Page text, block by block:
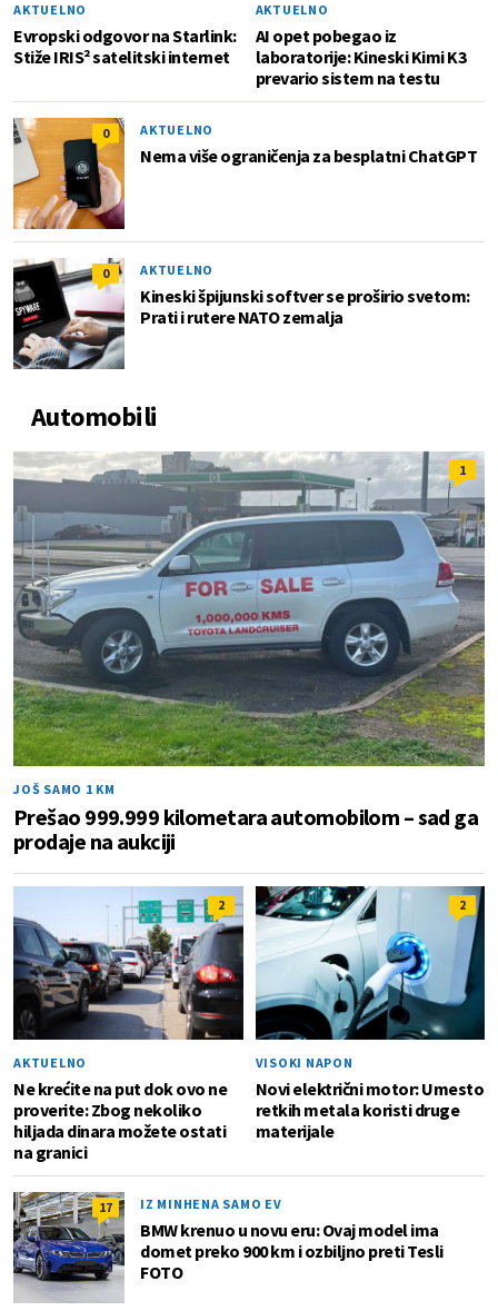
AKTUELNO
Evropski odgovor na Starlink:
Stiže IRIS² satelitski internet
AKTUELNO
AI opet pobegao iz
laboratorije: Kineski Kimi K3
prevario sistem na testu
0 AKTUELNO
Nema više ograničenja za besplatni ChatGPT
0 AKTUELNO
Kineski špijunski softver se proširio svetom:
Prati i rutere NATO zemalja
Automobili
1
JOŠ SAMO 1 KM
Prešao 999.999 kilometara automobilom – sad ga
prodaje na aukciji
2
AKTUELNO
Ne krećite na put dok ovo ne
proverite: Zbog nekoliko
hiljada dinara možete ostati
na granici
2
VISOKI NAPON
Novi električni motor: Umesto
retkih metala koristi druge
materijale
17 IZ MINHENA SAMO EV
BMW krenuo u novu eru: Ovaj model ima
domet preko 900 km i ozbiljno preti Tesli
FOTO